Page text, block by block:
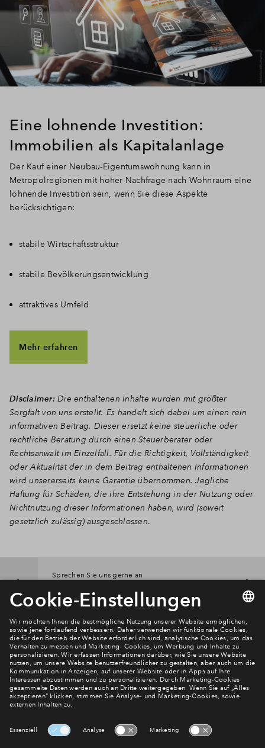
Eine lohnende Investition:
Immobilien als Kapitalanlage
Der Kauf einer Neubau-Eigentumswohnung kann in
Metropolregionen mit hoher Nachfrage nach Wohnraum eine
lohnende Investition sein, wenn Sie diese Aspekte
berücksichtigen:
stabile Wirtschaftsstruktur
stabile Bevölkerungsentwicklung
attraktives Umfeld
Mehr erfahren
Disclaimer:Die enthaltenen Inhalte wurden mit größter
Sorgfalt von uns erstellt. Es handelt sich dabei um einen rein
informativen Beitrag. Dieser ersetzt keine steuerliche oder
rechtliche Beratung durch einen Steuerberater oder
Rechtsanwalt im Einzelfall. Für die Richtigkeit, Vollständigkeit
oder Aktualität der in dem Beitrag enthaltenen Informationen
wird unsererseits keine Garantie übernommen. Jegliche
Haftung für Schäden, die ihre Entstehung in der Nutzung oder
Nichtnutzung dieser Informationen haben, wird (soweit
gesetzlich zulässig) ausgeschlossen.
Sprechen Sie uns gerne an
Newsletter Anmeldung
Verpassen Sie zu diesem Wohnprojekt keine Neuigkeiten
mehr! Wir halten Sie auf dem Laufenden – mit unserem
regelmäßig erscheinenden Newsletter informieren wir Sie
über den Stand dieses und weiterer Neubauprojekte.
E-Mail-Adresse